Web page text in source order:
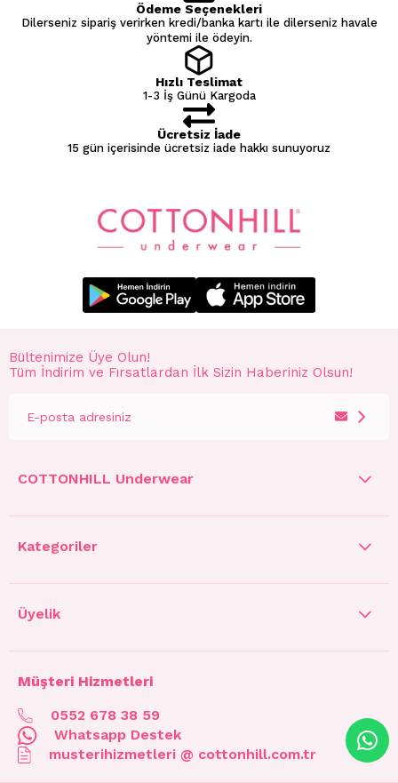
Ödeme Seçenekleri
Dilerseniz sipariş verirken kredi/banka kartı ile dilerseniz havale
yöntemi ile ödeyin.
Hızlı Teslimat
1-3 İş Günü Kargoda
Ücretsiz İade
15 gün içerisinde ücretsiz iade hakkı sunuyoruz
Bültenimize Üye Olun!
Tüm İndirim ve Fırsatlardan İlk Sizin Haberiniz Olsun!
COTTONHILL Underwear
Kategoriler
Üyelik
Müşteri Hizmetleri
0552 678 38 59
Whatsapp Destek
musterihizmetleri @ cottonhill.com.tr